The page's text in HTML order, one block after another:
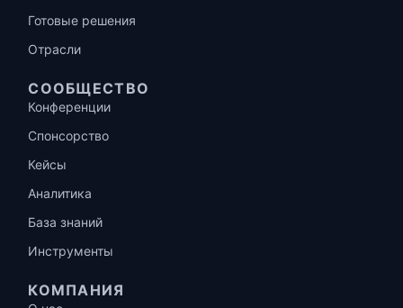
Готовые решения
Отрасли
СООБЩЕСТВО
Конференции
Спонсорство
Кейсы
Аналитика
База знаний
Инструменты
КОМПАНИЯ